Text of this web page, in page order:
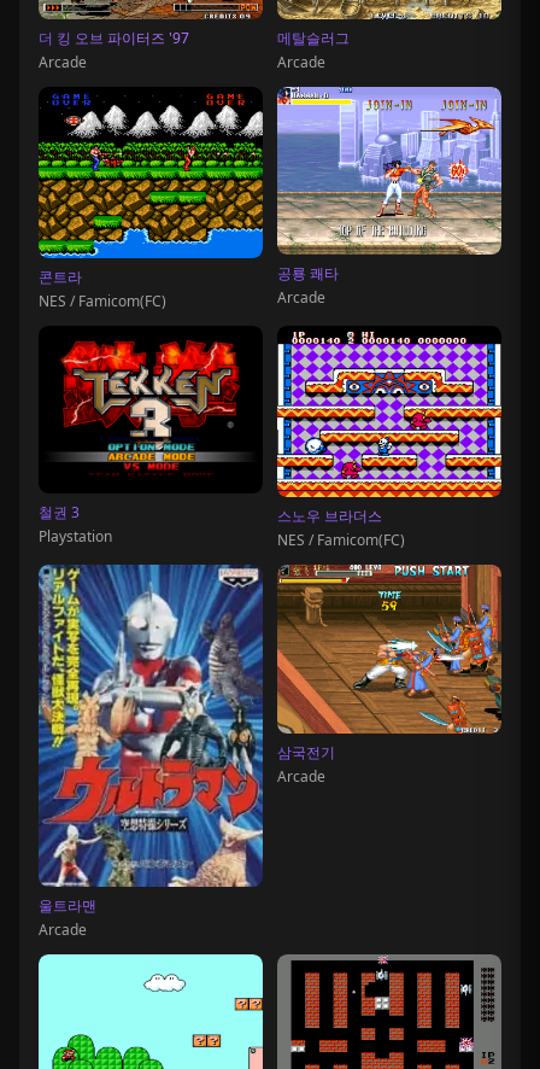
더 킹 오브 파이터즈 '97
Arcade
메탈슬러그
Arcade
콘트라
NES / Famicom(FC)
공룡 쾌타
Arcade
철권 3
Playstation
스노우 브라더스
NES / Famicom(FC)
울트라맨
Arcade
삼국전기
Arcade